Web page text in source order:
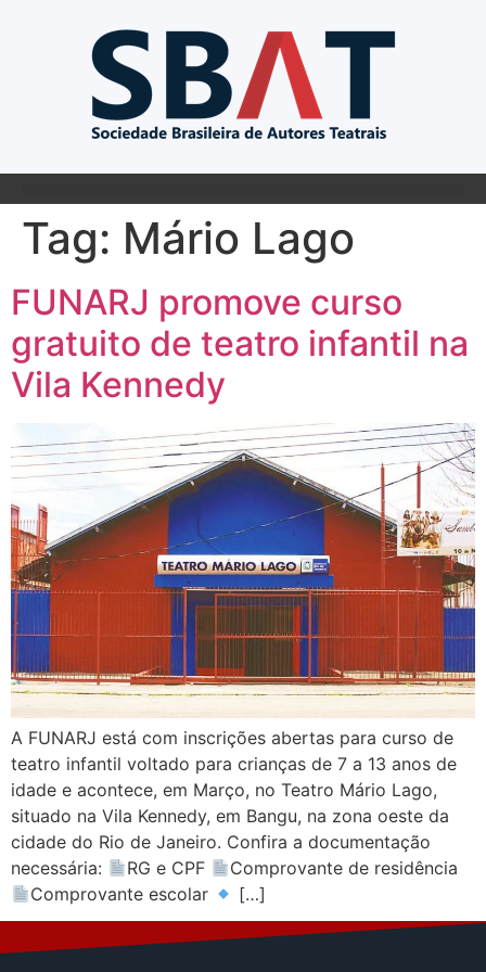
Tag: Mário Lago
FUNARJ promove curso
gratuito de teatro infantil na
Vila Kennedy
A FUNARJ está com inscrições abertas para curso de
teatro infantil voltado para crianças de 7 a 13 anos de
idade e acontece, em Março, no Teatro Mário Lago,
situado na Vila Kennedy, em Bangu, na zona oeste da
cidade do Rio de Janeiro. Confira a documentação
necessária:
RG e CPF
Comprovante de residência
Comprovante escolar
[…]